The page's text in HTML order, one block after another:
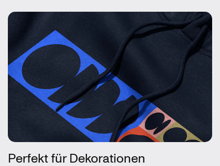
Perfekt für Dekorationen